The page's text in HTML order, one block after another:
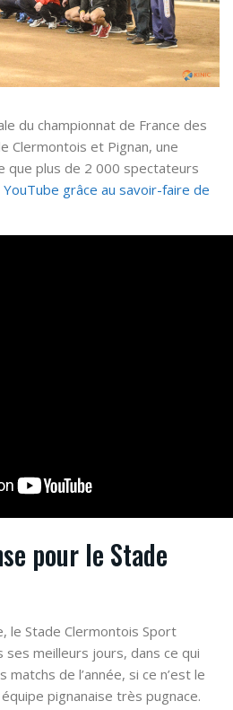
du championnat de France des
Clermontois et Pignan, une
que plus de 2 000 spectateurs
grâce au savoir-faire de
pour le Stade
le Stade Clermontois Sport
ses meilleurs jours, dans ce qui
matchs de l’année, si ce n’est le
pignanaise très pugnace.